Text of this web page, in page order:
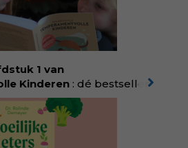
Nederland; met liefde en
en tekeningen die
Dat vóel je. Dat voelt je
KIIND10
1 van
Kinderen : dé bestseller
Bronsveld. In het boek
kinderen vind je 25 jaar
Met ruim 50.000
met recht een